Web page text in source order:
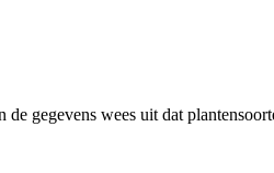
gegevens wees uit dat